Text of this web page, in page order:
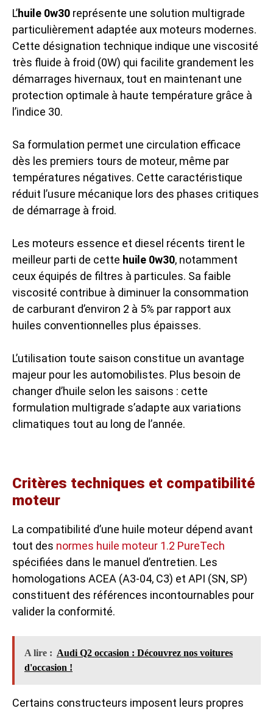
L’huile 0w30 représente une solution multigrade
particulièrement adaptée aux moteurs modernes.
Cette désignation technique indique une viscosité
très fluide à froid (0W) qui facilite grandement les
démarrages hivernaux, tout en maintenant une
protection optimale à haute température grâce à
l’indice 30.
Sa formulation permet une circulation efficace
dès les premiers tours de moteur, même par
températures négatives. Cette caractéristique
réduit l’usure mécanique lors des phases critiques
de démarrage à froid.
Les moteurs essence et diesel récents tirent le
meilleur parti de cette huile 0w30, notamment
ceux équipés de filtres à particules. Sa faible
viscosité contribue à diminuer la consommation
de carburant d’environ 2 à 5% par rapport aux
huiles conventionnelles plus épaisses.
L’utilisation toute saison constitue un avantage
majeur pour les automobilistes. Plus besoin de
changer d’huile selon les saisons : cette
formulation multigrade s’adapte aux variations
climatiques tout au long de l’année.
Critères techniques et compatibilité
moteur
La compatibilité d’une huile moteur dépend avant
tout des normes huile moteur 1.2 PureTech
spécifiées dans le manuel d’entretien. Les
homologations ACEA (A3-04, C3) et API (SN, SP)
constituent des références incontournables pour
valider la conformité.
A lire : Audi Q2 occasion : Découvrez nos voitures
d'occasion !
Certains constructeurs imposent leurs propres